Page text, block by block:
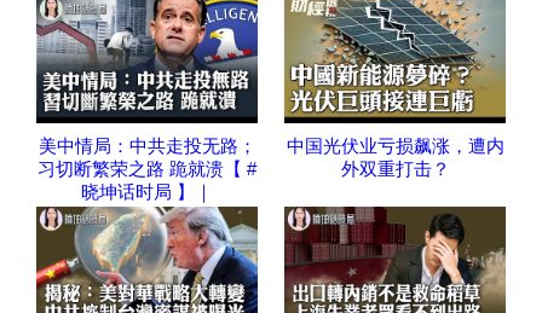
美中情局：中共走投无路；
习切断繁荣之路 跪就溃【 #
晓坤话时局 】｜
中国光伏业亏损飙涨，遭内
外双重打击？